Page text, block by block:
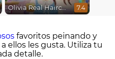
Olivia Real Haircuts 7.4
favoritos peinando y
ellos les gusta. Utiliza tu
detalle.